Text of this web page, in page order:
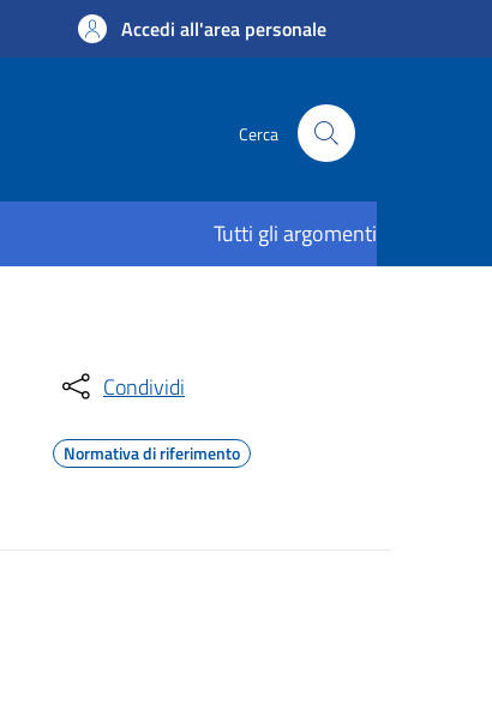
Accedi all'area personale
Cerca
Tutti gli argomenti
Condividi
Normativa di riferimento